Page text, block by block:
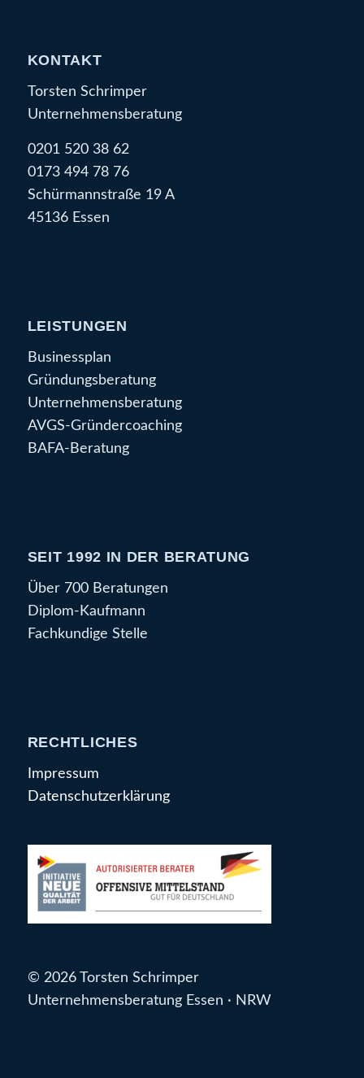
KONTAKT
Torsten Schrimper
Unternehmensberatung
0201 520 38 62
0173 494 78 76
Schürmannstraße 19 A
45136 Essen
LEISTUNGEN
Businessplan
Gründungsberatung
Unternehmensberatung
AVGS-Gründercoaching
BAFA-Beratung
SEIT 1992 IN DER BERATUNG
Über 700 Beratungen
Diplom-Kaufmann
Fachkundige Stelle
RECHTLICHES
Impressum
Datenschutzerklärung
© 2026 Torsten Schrimper
Unternehmensberatung Essen · NRW